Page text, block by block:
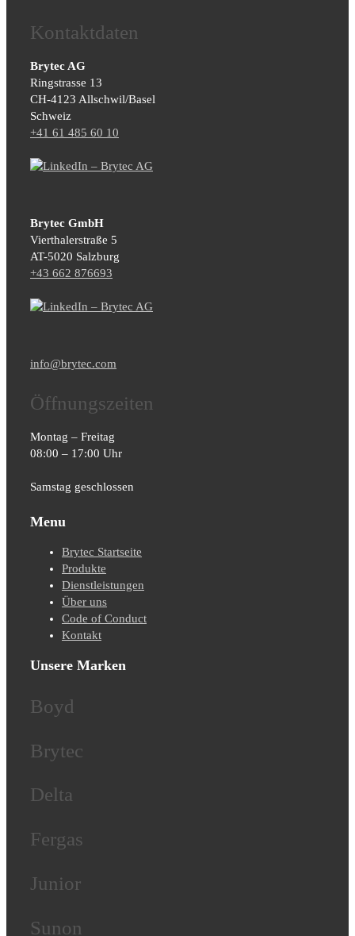
Kontaktdaten
Brytec AG
Ringstrasse 13
CH-4123 Allschwil/Basel
Schweiz
+41 61 485 60 10
Brytec GmbH
Vierthalerstraße 5
AT-5020 Salzburg
+43 662 876693
info@brytec.com
Öffnungszeiten
Montag – Freitag
08:00 – 17:00 Uhr
Samstag geschlossen
Menu
Brytec Startseite
Produkte
Dienstleistungen
Über uns
Code of Conduct
Kontakt
Unsere Marken
Boyd
Brytec
Delta
Fergas
Junior
Sunon